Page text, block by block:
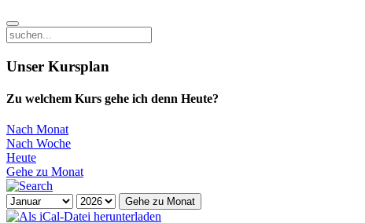
Unser Kursplan
Zu welchem Kurs gehe ich denn Heute?
Nach Monat
Nach Woche
Heute
Gehe zu Monat
Gehe zu Monat